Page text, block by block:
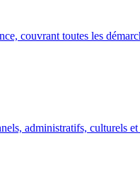
couvrant toutes les
administratifs, culturels et